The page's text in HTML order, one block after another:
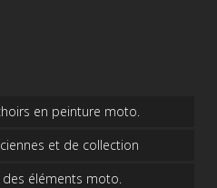
en peinture moto.
et de collection
éléments moto.